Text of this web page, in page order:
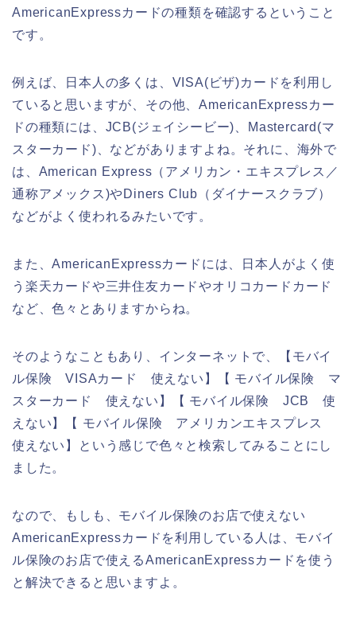
AmericanExpressカードの種類を確認するということ
です。
例えば、日本人の多くは、VISA(ビザ)カードを利用し
ていると思いますが、その他、AmericanExpressカー
ドの種類には、JCB(ジェイシービー)、Mastercard(マ
スターカード)、などがありますよね。それに、海外で
は、American Express（アメリカン・エキスプレス／
通称アメックス)やDiners Club（ダイナースクラブ）
などがよく使われるみたいです。
また、AmericanExpressカードには、日本人がよく使
う楽天カードや三井住友カードやオリコカードカード
など、色々とありますからね。
そのようなこともあり、インターネットで、【モバイ
ル保険 VISAカード 使えない】【 モバイル保険 マ
スターカード 使えない】【 モバイル保険 JCB 使
えない】【 モバイル保険 アメリカンエキスプレス
使えない】という感じで色々と検索してみることにし
ました。
なので、もしも、モバイル保険のお店で使えない
AmericanExpressカードを利用している人は、モバイ
ル保険のお店で使えるAmericanExpressカードを使う
と解決できると思いますよ。